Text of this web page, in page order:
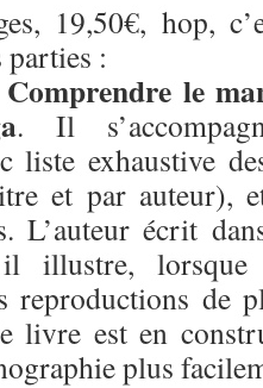
19,50€, hop,
:
le
. Il
liste exhaustive
et par auteur),
L’auteur écrit
lorsque
reproductions de
livre est en
plus